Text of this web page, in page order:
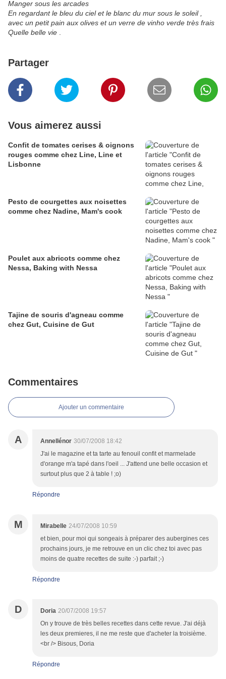
Manger sous les arcades
En regardant le bleu du ciel et le blanc du mur sous le soleil ,
avec un petit pain aux olives et un verre de vinho verde très frais
Quelle belle vie
Partager
Vous aimerez aussi
Confit de tomates cerises & oignons
rouges comme chez Line, Line et
Lisbonne
Pesto de courgettes aux noisettes
comme chez Nadine, Mam's cook
Poulet aux abricots comme chez
Nessa, Baking with Nessa
Tajine de souris d'agneau comme
chez Gut, Cuisine de Gut
Commentaires
Ajouter un commentaire
A Annellénor 30/07/2008 18:42
J'ai le magazine et ta tarte au fenouil confit et marmelade
d'orange m'a tapé dans l'oeil ... J'attend une belle occasion et
surtout plus que 2 à table ! ;o)
Répondre
M Mirabelle 24/07/2008 10:59
et bien, pour moi qui songeais à préparer des aubergines ces
prochains jours, je me retrouve en un clic chez toi avec pas
moins de quatre recettes de suite :-) parfait ;-)
Répondre
D Doria 20/07/2008 19:57
On y trouve de très belles recettes dans cette revue. J'ai déjà
les deux premieres, il ne me reste que d'acheter la troisième.
<br /> Bisous, Doria
Répondre